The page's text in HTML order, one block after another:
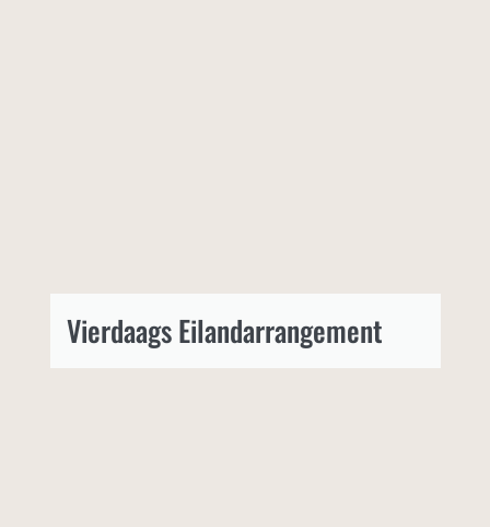
Vierdaags Eilandarrangement